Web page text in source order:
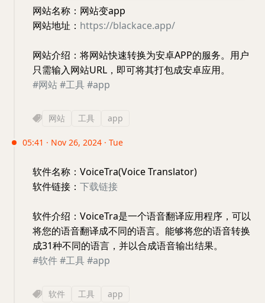
网站名称：网站变app
网站地址： https://blackace.app/
网站介绍：将网站快速转换为安卓APP的服务。用户
只需输入网站URL，即可将其打包成安卓应用。
#网站#工具#app
网站 工具 app
05:41 · Nov 26, 2024 · Tue
软件名称：VoiceTra(Voice Translator)
软件链接： 下载链接
软件介绍：VoiceTra是一个语音翻译应用程序，可以
将您的语音翻译成不同的语言。能够将您的语音转换
成31种不同的语言，并以合成语音输出结果。
#软件#工具#app
软件 工具 app